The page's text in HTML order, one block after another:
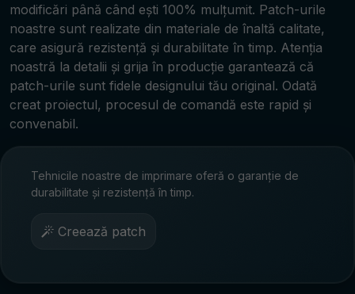
modificări până când ești 100% mulțumit. Patch-urile
noastre sunt realizate din materiale de înaltă calitate,
care asigură rezistență și durabilitate în timp. Atenția
noastră la detalii și grija în producție garantează că
patch-urile sunt fidele designului tău original. Odată
creat proiectul, procesul de comandă este rapid și
convenabil.
Tehnicile noastre de imprimare oferă o garanție de
durabilitate și rezistență în timp.
Creează patch